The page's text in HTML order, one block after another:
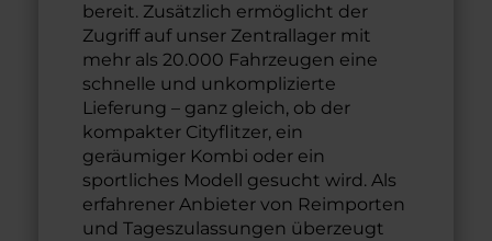
bereit. Zusätzlich ermöglicht der
Zugriff auf unser Zentrallager mit
mehr als 20.000 Fahrzeugen eine
schnelle und unkomplizierte
Lieferung – ganz gleich, ob der
kompakter Cityflitzer, ein
geräumiger Kombi oder ein
sportliches Modell gesucht wird. Als
erfahrener Anbieter von Reimporten
und Tageszulassungen überzeugt